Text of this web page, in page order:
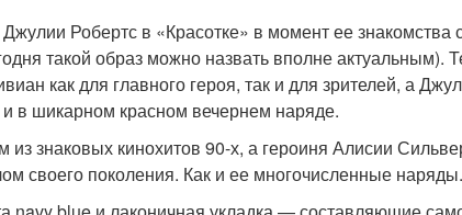
Робертс в «Красотке» в момент ее знакомства
такой образ можно назвать вполне актуальным).
как для главного героя, так и для зрителей, а
и в шикарном красном вечернем наряде.
знаковых кинохитов 90-х, а героиня Алисии
своего поколения. Как и ее многочисленные наряды.